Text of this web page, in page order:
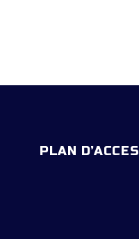
PLAN D’ACCES